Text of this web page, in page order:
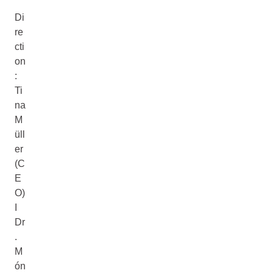
Di
re
cti
on
:
Ti
na
M
üll
er
(C
E
O)
Dr
.
M
ón